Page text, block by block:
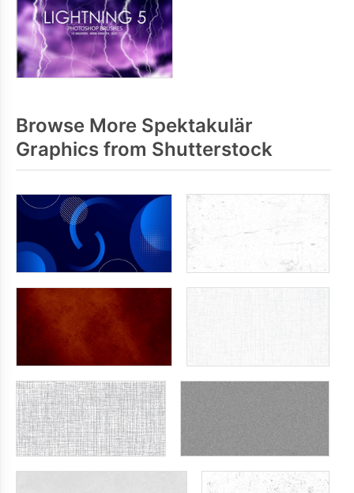
Browse More Spektakulär
Graphics from Shutterstock